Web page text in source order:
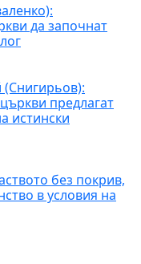
да започнат
предлагат
истински
без покрив,
в условия на